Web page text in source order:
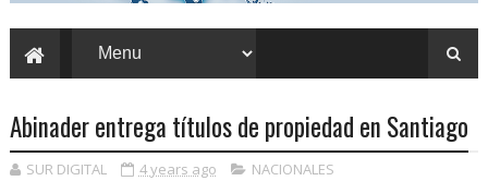
Abinader entrega títulos de propiedad en Santiago
SUR DIGITAL 4 years ago NACIONALES